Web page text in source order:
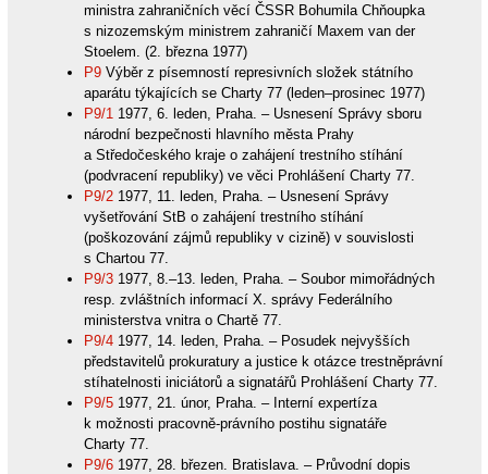
ministra zahraničních věcí ČSSR Bohumila Chňoupka
s nizozemským ministrem zahraničí Maxem van der
Stoelem. (2. března 1977)
P9Výběr z písemností represivních složek státního
aparátu týkajících se Charty 77 (leden–prosinec 1977)
P9/1 1977, 6. leden, Praha. – Usnesení Správy sboru
národní bezpečnosti hlavního města Prahy
a Středočeského kraje o zahájení trestního stíhání
(podvracení republiky) ve věci Prohlášení Charty 77.
P9/21977, 11. leden, Praha. – Usnesení Správy
vyšetřování StB o zahájení trestního stíhání
(poškozování zájmů republiky v cizině) v souvislosti
s Chartou 77.
P9/31977, 8.–13. leden, Praha. – Soubor mimořádných
resp. zvláštních informací X. správy Federálního
ministerstva vnitra o Chartě 77.
P9/41977, 14. leden, Praha. – Posudek nejvyšších
představitelů prokuratury a justice k otázce trestněprávní
stíhatelnosti iniciátorů a signatářů Prohlášení Charty 77.
P9/51977, 21. únor, Praha. – Interní expertíza
k možnosti pracovně-právního postihu signatáře
Charty 77.
P9/61977, 28. březen. Bratislava. – Průvodní dopis